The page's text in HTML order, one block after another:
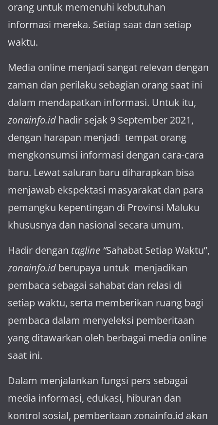
orang untuk memenuhi kebutuhan
informasi mereka. Setiap saat dan setiap
waktu.
Media online menjadi sangat relevan dengan
za­man dan perilaku sebagian orang saat ini
dalam mendapatkan informasi. Untuk itu,
zonainfo.id hadir sejak 9 September 2021,
dengan harapan menjadi tem­pat orang
mengkonsumsi informasi dengan cara-cara
baru. Lewat sa­luran ba­ru diharapkan bisa
menja­wab ekspektasi masya­rakat dan para
pemangku kepen­tingan di Provinsi Maluku
khususnya dan nasional secara umum.
Hadir dengan tagline “Sahabat Setiap Waktu”,
zonainfo.id berupaya untuk menjadikan
pembaca sebagai sahabat dan relasi di
setiap waktu, serta memberikan ruang bagi
pembaca dalam menyeleksi pemberitaan
yang ditawarkan oleh berbagai media online
saat ini.
Dalam menjalankan fungsi pers sebagai
media informasi, edukasi, hiburan dan
kontrol sosial, pemberitaan zonainfo.id akan